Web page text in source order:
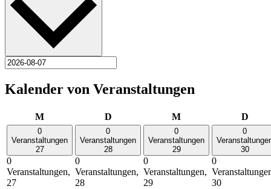
Kalender von Veranstaltungen
MMontag DDienstag MMittwoch D
0
Veranstaltungen
27
0
Veranstaltungen,
27
0
Veranstaltungen
28
0
Veranstaltungen,
28
0
Veranstaltungen
29
0
Veranstaltungen,
29
0
30
0
30